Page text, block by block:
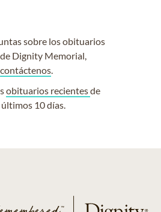
sobre los obituarios
Dignity Memorial,
contáctenos.
obituarios recientesde
10 días.